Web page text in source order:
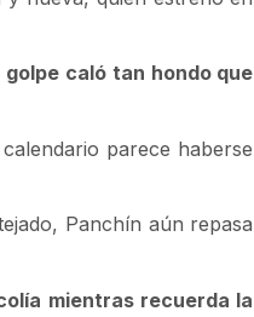
caló tan hondo que
parece haberse
Panchín aún repasa
mientras recuerda la